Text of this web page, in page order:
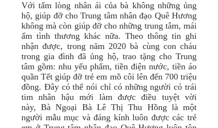
Với tấm lòng nhân ái của bà không những ủng
hộ, giúp đỡ cho Trung tâm nhân đạo Quê Hương
không mà còn giúp đỡ cho những trung tâm, mái
ấm tình thương khác nữa. Theo thông tin ghi
nhận được, trong năm 2020 bà cùng con cháu
trong gia đình đã ủng hộ, trao tặng cho Trung
tâm gồm: nhu yếu phẩm, tiền điện nước, tiền áo
quần Tết giúp đỡ trẻ em mồ côi lên đến 700 triệu
đồng. Đây có thể nói chỉ có những người có trái
tim nhân hậu mới làm được điều tuyệt vời
này,Bà Ngoại Bà Lê Thị Thu Hồng là một
người mẫu mục và đáng kính luôn được các trẻ